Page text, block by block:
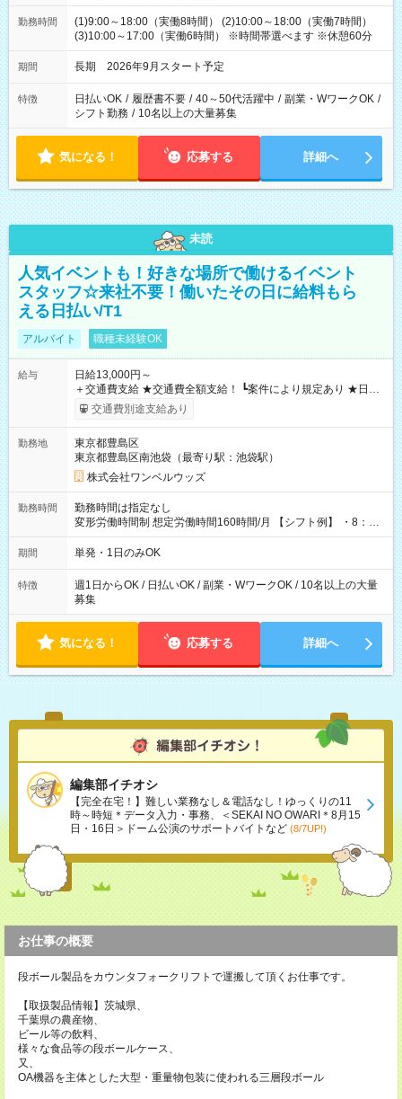
勤務時間
(1)9:00～18:00（実働8時間） (2)10:00～18:00（実働7時間）
(3)10:00～17:00（実働6時間） ※時間帯選べます ※休憩60分
期間 長期 2026年9月スタート予定
特徴 日払いOK / 履歴書不要 / 40～50代活躍中 / 副業・WワークOK /
シフト勤務 / 10名以上の大量募集
気になる！ 応募する 詳細へ
未読
人気イベントも！好きな場所で働けるイベント
スタッフ☆来社不要！働いたその日に給料もら
える日払い/T1
アルバイト 職種未経験OK
給与
日給13,000円～
＋交通費支給 ★交通費全額支給！ ┗案件により規定あり ★日払
いOK！（規定あり） ┗働いたその日に現金GET♪ お仕事後はコ
ンビニATMから 日払い分を引き落とせます！ 【試用期間】試
交通費別途支給あり
勤務地
東京都豊島区
東京都豊島区南池袋（最寄り駅：池袋駅）
株式会社ワンベルウッズ
勤務時間
勤務時間は指定なし
変形労働時間制 想定労働時間160時間/月 【シフト例】 ・8：00
～21：00
期間 単発・1日のみOK
特徴
週1日からOK / 日払いOK / 副業・WワークOK / 10名以上の大量
募集
気になる！ 応募する 詳細へ
編集部イチオシ
【完全在宅！】難しい業務なし＆電話なし！ゆっくりの11
時～時短＊データ入力・事務、＜SEKAI NO OWARI＊8月15
日・16日＞ドーム公演のサポートバイトなど (8/7UP!)
お仕事の概要
段ボール製品をカウンタフォークリフトで運搬して頂くお仕事です。
【取扱製品情報】茨城県、
千葉県の農産物、
ビール等の飲料、
様々な食品等の段ボールケース、
又、
OA機器を主体とした大型・重量物包装に使われる三層段ボール